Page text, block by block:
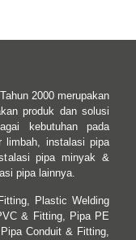
2000 merupakan
produk dan solusi
kebutuhan pada
limbah, instalasi pipa
pipa minyak &
pipa lainnya.
Plastic Welding
& Fitting, Pipa PE
Conduit & Fitting,